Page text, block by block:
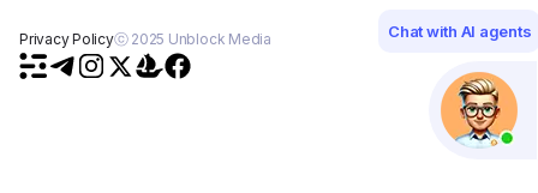
Privacy Policyⓒ 2025 Unblock Media Chat with AI agents